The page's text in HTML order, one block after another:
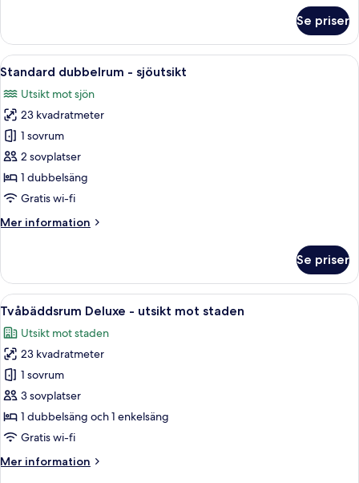
dubbelrum
utsikt
staden
Se priser
Öppna
alla
foton
för
Standard
dubbelrum
-
sjöutsikt
Ett modernt hotellrum med en stor
9
Standard dubbelrum - sjöutsikt
Utsikt mot sjön
23 kvadratmeter
1 sovrum
2 sovplatser
1 dubbelsäng
Gratis wi-fi
Mer information
Mer
dubbelrum
sjöutsikt
Se priser
Öppna
alla
foton
för
Tvåbäddsrum
Deluxe
-
utsikt
staden
Sängtillbehör av högsta kvalitet,
8
Tvåbäddsrum Deluxe - utsikt mot staden
Utsikt mot staden
23 kvadratmeter
1 sovrum
3 sovplatser
1 dubbelsäng och 1 enkelsäng
Gratis wi-fi
Mer information
Mer